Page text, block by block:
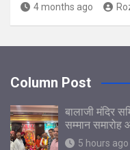
4 months ago
Column Post
बालाजी मंदिर
सम्मान समारोह
5 hours ago